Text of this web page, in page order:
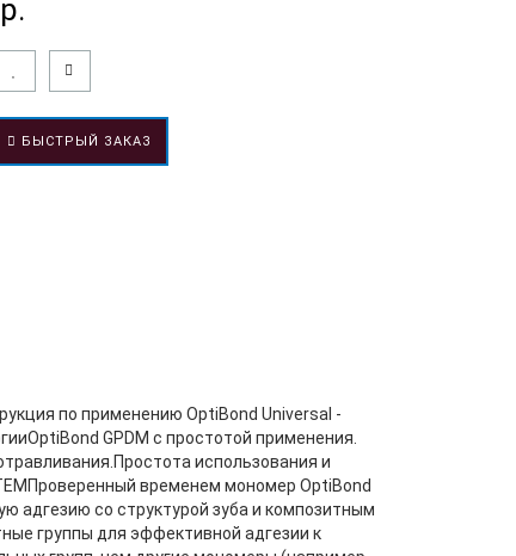
БЫСТРЫЙ ЗАКАЗ
по применению OptiBond Universal -
GPDM с простотой применения.
использования и
временем мономер OptiBond
адгезию со структурой зуба и композитным
группы для эффективной адгезии к